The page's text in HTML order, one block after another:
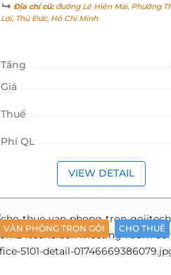
Địa chỉ cũ:đường Lê Hiến Mai, Phường
Lợi, Thủ Đức, Hồ Chí Minh
Tầng
Giá
Thuế
Phí QL
VIEW DETAIL
VĂN PHÒNG TRỌN GÓI CHO THUÊ